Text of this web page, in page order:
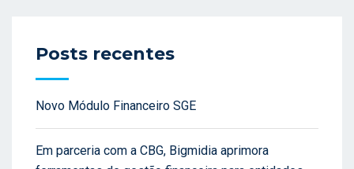
Posts recentes
Novo Módulo Financeiro SGE
Em parceria com a CBG, Bigmidia aprimora